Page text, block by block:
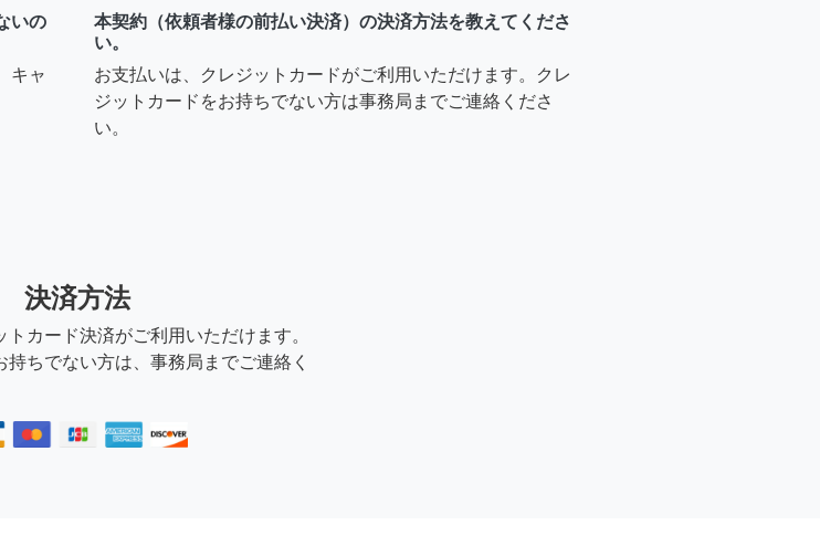
いの
キャ
本契約（依頼者様の前払い決済）の決済方法を教えてくださ
い。
お支払いは、クレジットカードがご利用いただけます。クレ
ジットカードをお持ちでない方は事務局までご連絡くださ
い。
決済方法
カード決済がご利用いただけます。
持ちでない方は、事務局までご連絡く